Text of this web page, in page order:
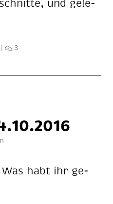
und ge­le­
| 3
Was habt ihr ge­